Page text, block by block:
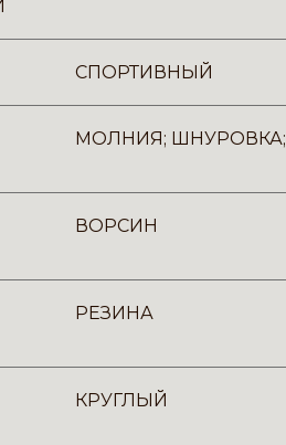
СПОРТИВНЫЙ
МОЛНИЯ; ШНУРОВКА;
ВОРСИН
РЕЗИНА
КРУГЛЫЙ